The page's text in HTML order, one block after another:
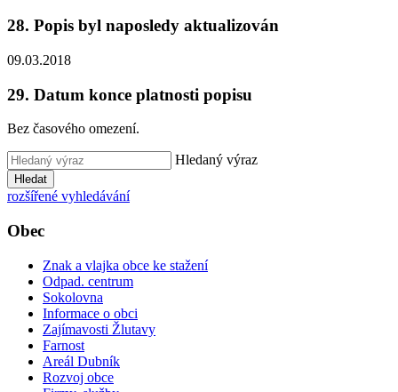
28. Popis byl naposledy aktualizován
09.03.2018
29. Datum konce platnosti popisu
Bez časového omezení.
Hledaný výraz
Hledat
rozšířené vyhledávání
Obec
Znak a vlajka obce ke stažení
Odpad. centrum
Sokolovna
Informace o obci
Zajímavosti Žlutavy
Farnost
Areál Dubník
Rozvoj obce